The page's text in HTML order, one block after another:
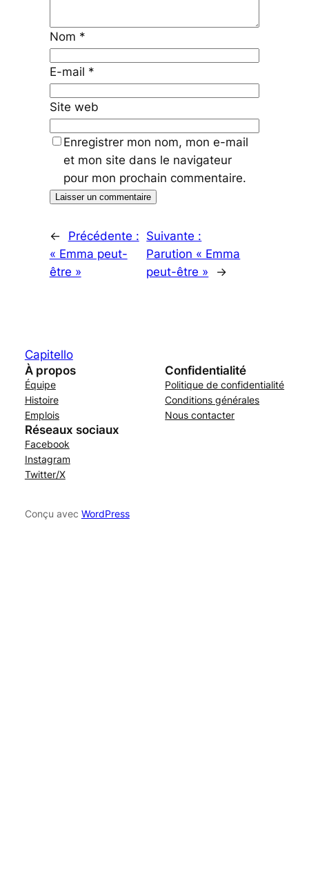
Nom *
E-mail *
Site web
Enregistrer mon nom, mon e-mail
et mon site dans le navigateur
pour mon prochain commentaire.
←
Précédente :
« Emma peut-
être »
Suivante :
Parution « Emma
peut-être »
→
Capitello
À propos
Équipe
Histoire
Emplois
Confidentialité
Politique de confidentialité
Conditions générales
Nous contacter
Réseaux sociaux
Facebook
Instagram
Twitter/X
Conçu avec WordPress